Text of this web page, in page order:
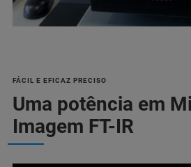
FÁCIL E EFICAZ PRECISO
Uma potência em
Imagem FT-IR